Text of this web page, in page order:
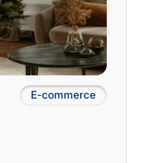
E-commerce